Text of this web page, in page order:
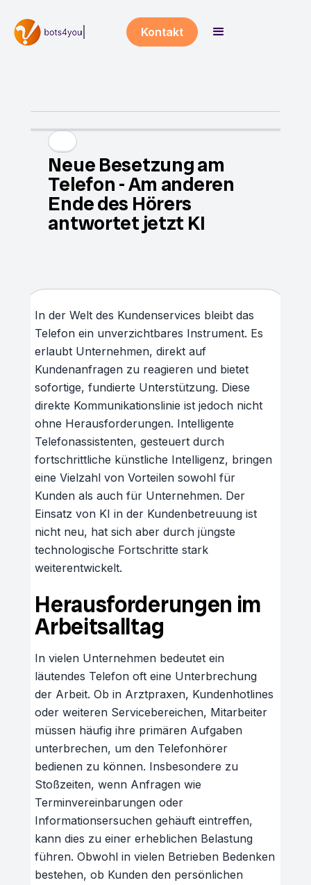
Kontakt
Neue Besetzung am
Telefon - Am anderen
Ende des Hörers
antwortet jetzt KI
In der Welt des Kundenservices bleibt das
Telefon ein unverzichtbares Instrument. Es
erlaubt Unternehmen, direkt auf
Kundenanfragen zu reagieren und bietet
sofortige, fundierte Unterstützung. Diese
direkte Kommunikationslinie ist jedoch nicht
ohne Herausforderungen. Intelligente
Telefonassistenten, gesteuert durch
fortschrittliche künstliche Intelligenz, bringen
eine Vielzahl von Vorteilen sowohl für
Kunden als auch für Unternehmen. Der
Einsatz von KI in der Kundenbetreuung ist
nicht neu, hat sich aber durch jüngste
technologische Fortschritte stark
weiterentwickelt.
Herausforderungen im
Arbeitsalltag
In vielen Unternehmen bedeutet ein
läutendes Telefon oft eine Unterbrechung
der Arbeit. Ob in Arztpraxen, Kundenhotlines
oder weiteren Servicebereichen, Mitarbeiter
müssen häufig ihre primären Aufgaben
unterbrechen, um den Telefonhörer
bedienen zu können. Insbesondere zu
Stoßzeiten, wenn Anfragen wie
Terminvereinbarungen oder
Informationsersuchen gehäuft eintreffen,
kann dies zu einer erheblichen Belastung
führen. Obwohl in vielen Betrieben Bedenken
bestehen, ob Kunden den persönlichen